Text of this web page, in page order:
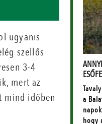
ugyanis
szellős
3-4
mert az
mind időben